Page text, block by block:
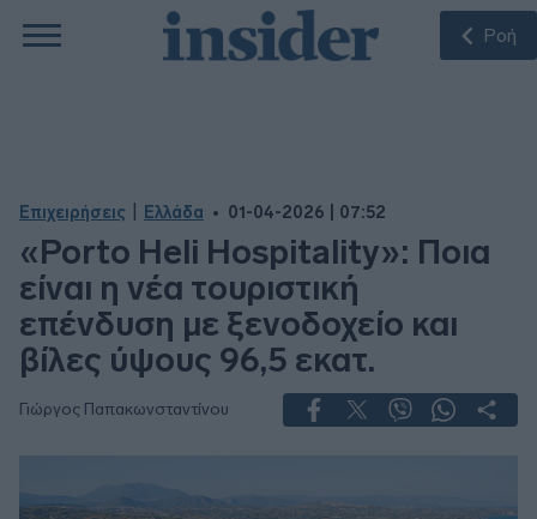
Ροή
Επιχειρήσεις Ελλάδα 01-04-2026 | 07:52
«Porto Heli Hospitality»: Ποια
είναι η νέα τουριστική
επένδυση με ξενοδοχείο και
βίλες ύψους 96,5 εκατ.
Γιώργος Παπακωνσταντίνου